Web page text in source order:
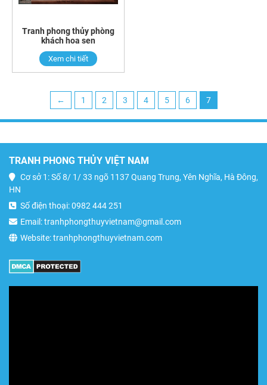
Tranh phong thủy phòng
khách hoa sen
Xem chi tiết
← 1 2 3 4 5 6 7
TRANH PHONG THỦY VIỆT NAM
Cơ sở 1: Số 8/ 1/ 33 ngõ 1137 Quang Trung, Yên Nghĩa, Hà Đông,
HN
Số điện thoại: 0982 444 251
Email: tranhphongthuyvietnam@gmail.com
Website: tranhphongthuyvietnam.com